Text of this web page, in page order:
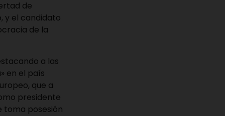
de
y el candidato
de la
a las
en el país
que a
presidente
toma posesión